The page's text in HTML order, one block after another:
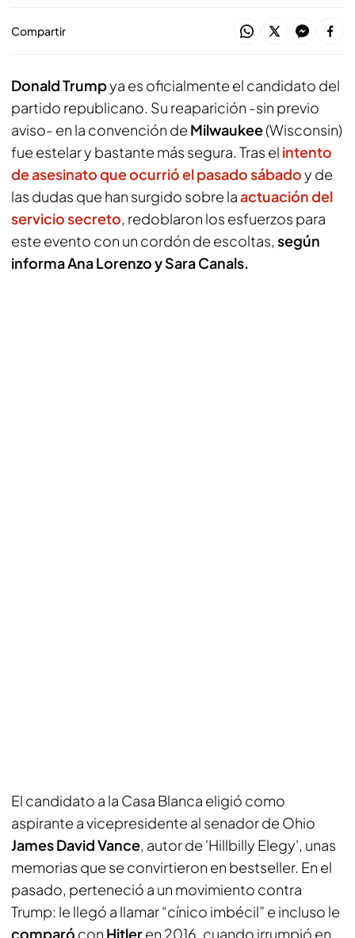
Compartir
Donald Trumpya es oficialmente el candidato del
partido republicano. Su reaparición -sin previo
aviso- en la convención de Milwaukee(Wisconsin)
fue estelar y bastante más segura. Tras el intento
de asesinato que ocurrió el pasado sábadoy de
las dudas que han surgido sobre laactuación del
servicio secreto, redoblaron los esfuerzos para
este evento con un cordón de escoltas, según
informa Ana Lorenzo y Sara Canals.
El candidato a la Casa Blanca eligió como
aspirante a vicepresidente al senador de Ohio
James David Vance, autor de 'Hillbilly Elegy', unas
memorias que se convirtieron en bestseller. En el
pasado, perteneció a un movimiento contra
Trump: le llegó a llamar “cínico imbécil” e incluso le
comparó con Hitleren 2016, cuando irrumpió en